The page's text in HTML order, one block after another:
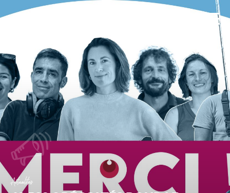
Tourisme
et
Territoires
Actualités